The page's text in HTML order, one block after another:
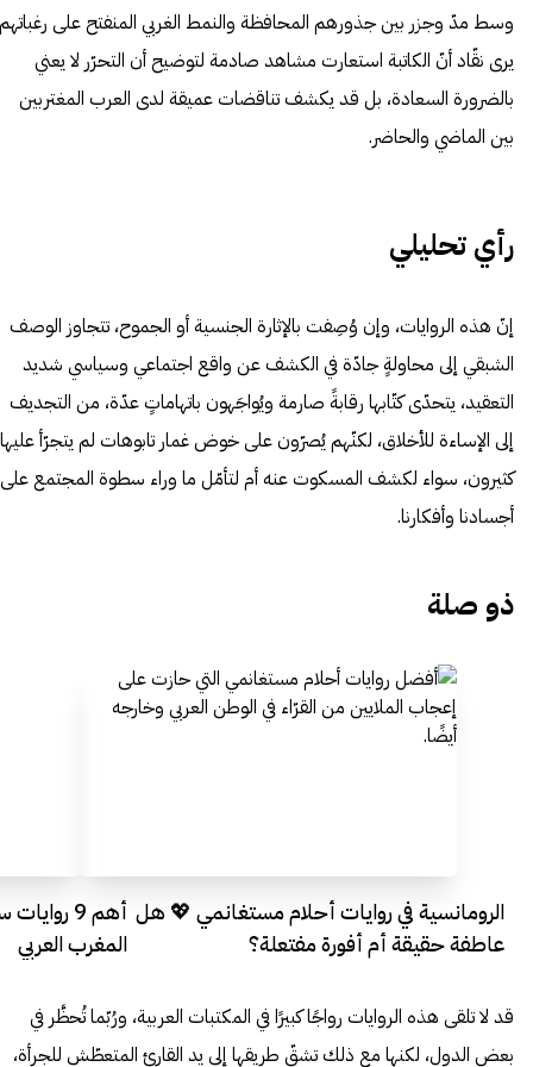
وسط مدّ وجزر بين جذورهم المحافظة والنمط الغربي المنفتح على
يرى نقّاد أنّ الكاتبة استعارت مشاهد صادمة لتوضيح أن التحرّر لا يعني
بالضرورة السعادة، بل قد يكشف تناقضات عميقة لدى العرب المغتربين
بين الماضي والحاضر.
رأي تحليلي
إنّ هذه الروايات، وإن وُصِفت بالإثارة الجنسية أو الجموح، تتجاوز الوصف
الشبقي إلى محاولةٍ جادّة في الكشف عن واقع اجتماعي وسياسي شديد
التعقيد، يتحدّى كتّابها رقابةً صارمة ويُواجَهون باتهاماتٍ عدّة، من التجديف
إلى الإساءة للأخلاق، لكنّهم يُصرّون على خوض غمار تابوهات لم يتجرّأ عليها
كثيرون، سواء لكشف المسكوت عنه أم لتأمّل ما وراء سطوة المجتمع على
أجسادنا وأفكارنا.
ذو صلة
الرومانسية في روايات أحلام مستغانمي 💖 هل
عاطفة حقيقة أم أفورة مفتعلة؟
أهم 9
المغرب العربي
قد لا تلقى هذه الروايات رواجًا كبيرًا في المكتبات العربية، ورُبّما تُحظَّر في
بعض الدول، لكنها مع ذلك تشقّ طريقها إلى يد القارئ المتعطّش للجرأة،